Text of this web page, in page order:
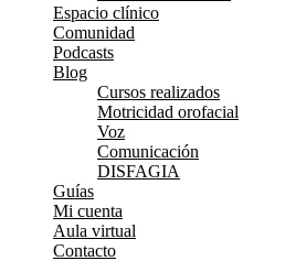
Espacio clínico
Comunidad
Podcasts
Blog
Cursos realizados
Motricidad orofacial
Voz
Comunicación
DISFAGIA
Guías
Mi cuenta
Aula virtual
Contacto